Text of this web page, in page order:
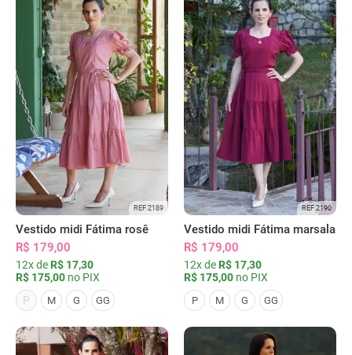
REF 2189
Vestido midi Fátima rosê
R$ 179,00
12x de R$ 17,30
R$ 175,00 no PIX
P
M G GG
REF 2190
Vestido midi Fátima marsala
R$ 179,00
12x de R$ 17,30
R$ 175,00 no PIX
P M G GG